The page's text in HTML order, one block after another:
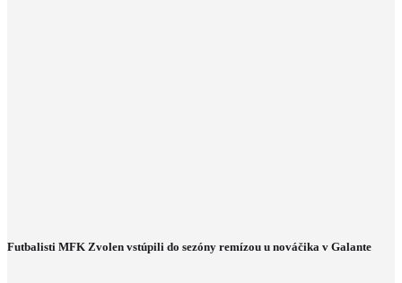
Futbalisti MFK Zvolen vstúpili do sezóny remízou u nováčika v Galante